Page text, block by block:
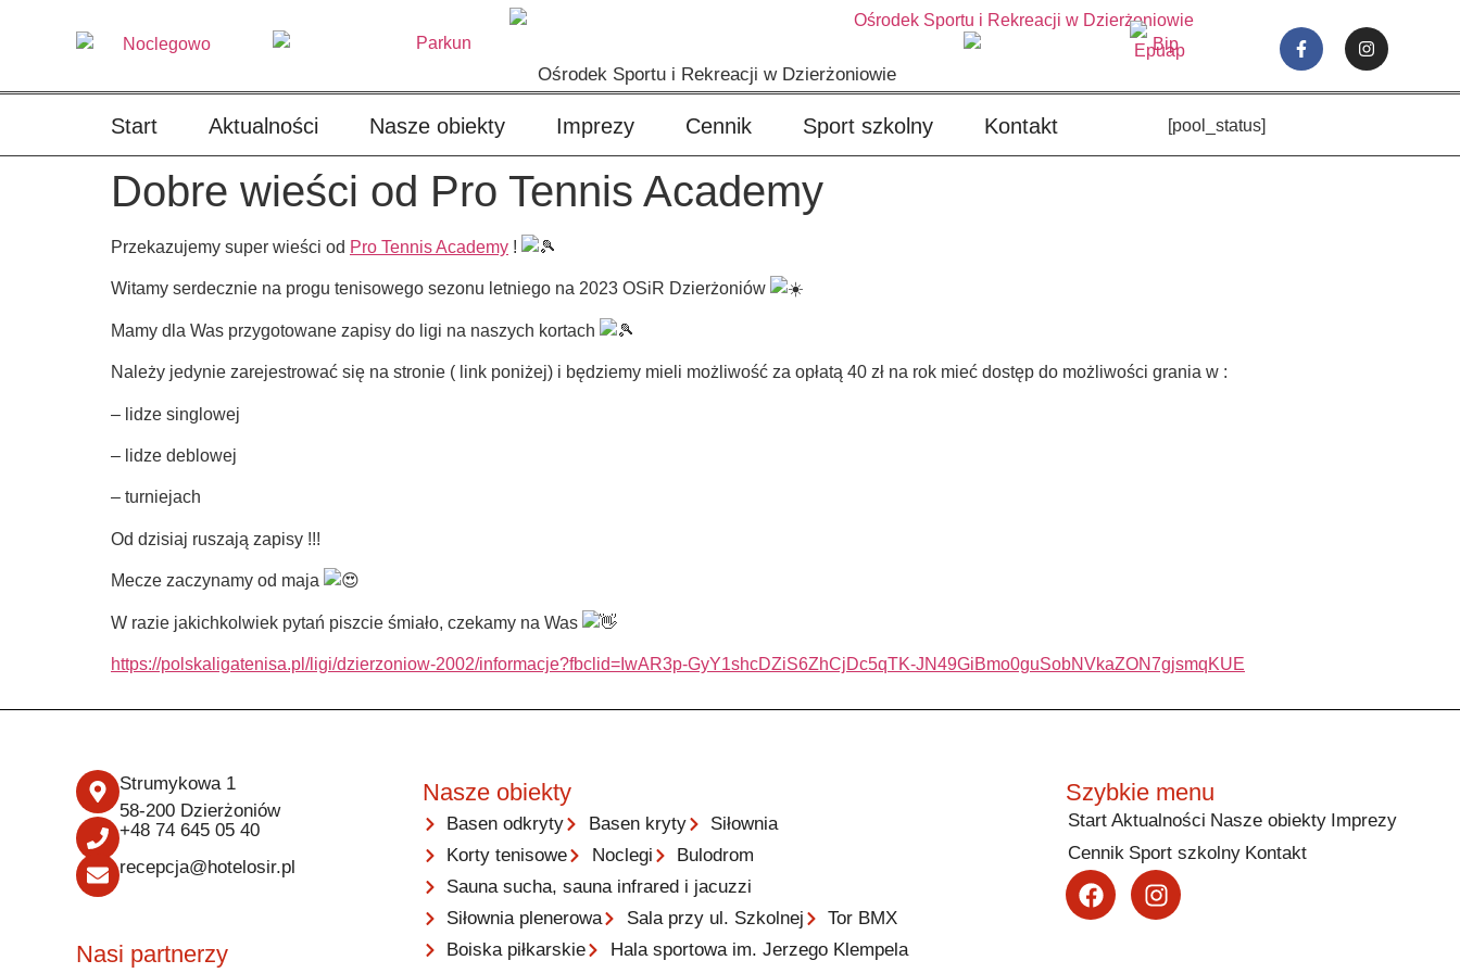
Ośrodek Sportu i Rekreacji w Dzierżoniowie
Start Aktualności Nasze obiekty Imprezy Cennik Sport szkolny Kontakt [pool_status]
Dobre wieści od Pro Tennis Academy
Przekazujemy super wieści od Pro Tennis Academy !
Witamy serdecznie na progu tenisowego sezonu letniego na 2023 OSiR Dzierżoniów
Mamy dla Was przygotowane zapisy do ligi na naszych kortach
Należy jedynie zarejestrować się na stronie ( link poniżej) i będziemy mieli możliwość za opłatą 40 zł na rok mieć dostęp do możliwości grania w :
– lidze singlowej
– lidze deblowej
– turniejach
Od dzisiaj ruszają zapisy !!!
Mecze zaczynamy od maja
W razie jakichkolwiek pytań piszcie śmiało, czekamy na Was
https://polskaligatenisa.pl/ligi/dzierzoniow-2002/informacje?fbclid=IwAR3p-GyY1shcDZiS6ZhCjDc5qTK-JN49GiBmo0guSobNVkaZON7gjsmqKUE
Strumykowa 1
58-200 Dzierżoniów
+48 74 645 05 40
recepcja@hotelosir.pl
Nasi partnerzy
Nasze obiekty
Basen odkryty Basen kryty
Siłownia
Korty tenisowe
Noclegi
Bulodrom
Sauna sucha, sauna infrared i jacuzzi
Siłownia plenerowa
Sala przy ul. Szkolnej
Tor BMX
Boiska piłkarskie
Hala sportowa im. Jerzego Klempela
Szybkie menu
Start Aktualności Nasze obiekty Imprezy
Cennik Sport szkolny Kontakt